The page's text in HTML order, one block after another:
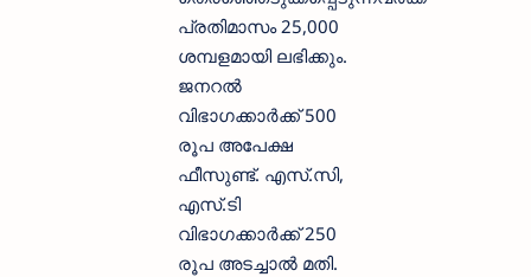
പ്രതിമാസം 25,000
ശമ്പളമായി ലഭിക്കും.
ജനറല്‍
വിഭാഗക്കാര്‍ക്ക് 500
രൂപ അപേക്ഷ
ഫീസുണ്ട്. എസ്.സി,
എസ്.ടി
വിഭാഗക്കാര്‍ക്ക് 250
രൂപ അടച്ചാല്‍ മതി.